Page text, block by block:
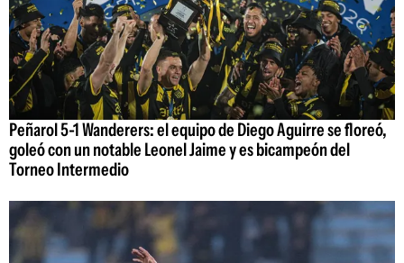
Peñarol 5-1 Wanderers: el equipo de Diego Aguirre se floreó,
goleó con un notable Leonel Jaime y es bicampeón del
Torneo Intermedio